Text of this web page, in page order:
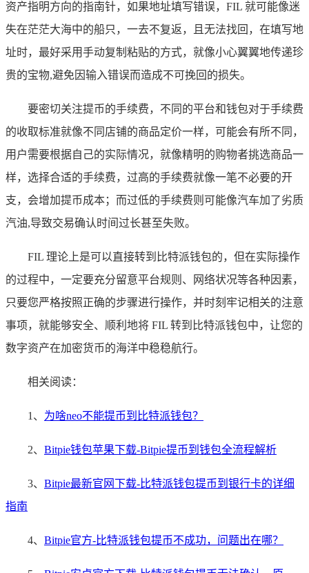
资产指明方向的指南针，如果地址填写错误，FIL 就可能像迷
失在茫茫大海中的船只，一去不复返，且无法找回，在填写地
址时，最好采用手动复制粘贴的方式，就像小心翼翼地传递珍
贵的宝物,避免因输入错误而造成不可挽回的损失。
要密切关注提币的手续费，不同的平台和钱包对于手续费
的收取标准就像不同店铺的商品定价一样，可能会有所不同，
用户需要根据自己的实际情况，就像精明的购物者挑选商品一
样，选择合适的手续费，过高的手续费就像一笔不必要的开
支，会增加提币成本；而过低的手续费则可能像汽车加了劣质
汽油,导致交易确认时间过长甚至失败。
FIL 理论上是可以直接转到比特派钱包的，但在实际操作
的过程中，一定要充分留意平台规则、网络状况等各种因素，
只要您严格按照正确的步骤进行操作，并时刻牢记相关的注意
事项，就能够安全、顺利地将 FIL 转到比特派钱包中，让您的
数字资产在加密货币的海洋中稳稳航行。
相关阅读：
1、 为啥neo不能提币到比特派钱包？
2、 Bitpie钱包苹果下载-Bitpie提币到钱包全流程解析
3、 Bitpie最新官网下载-比特派钱包提币到银行卡的详细
指南
4、 Bitpie官方-比特派钱包提币不成功，问题出在哪？